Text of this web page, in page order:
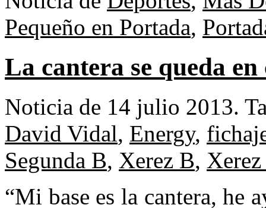
Pequeño en Portada,
La cantera se queda
Noticia de 14 julio 2013.
David Vidal, Energy,
Segunda B, Xerez B,
“Mi base es la cantera, he